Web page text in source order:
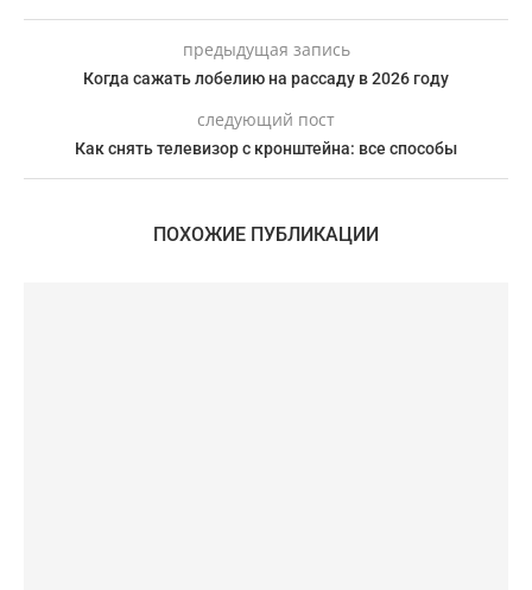
предыдущая запись
Когда сажать лобелию на рассаду в 2026 году
следующий пост
Как снять телевизор с кронштейна: все способы
ПОХОЖИЕ ПУБЛИКАЦИИ